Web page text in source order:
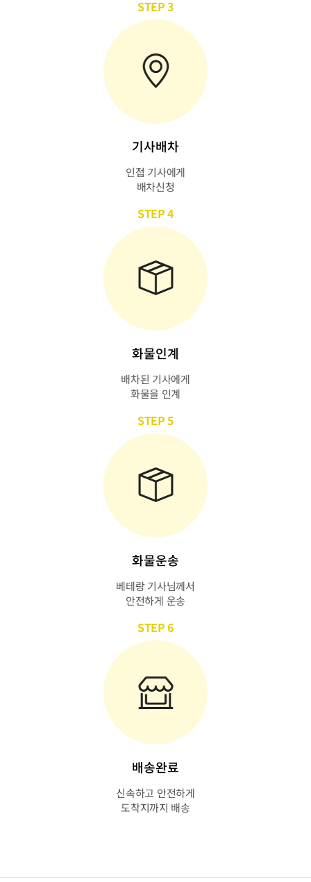
STEP 3
기사배차
인접 기사에게
배차신청
STEP 4
화물인계
배차된 기사에게
화물을 인계
STEP 5
화물운송
베테랑 기사님께서
안전하게 운송
STEP 6
배송완료
신속하고 안전하게
도착지까지 배송